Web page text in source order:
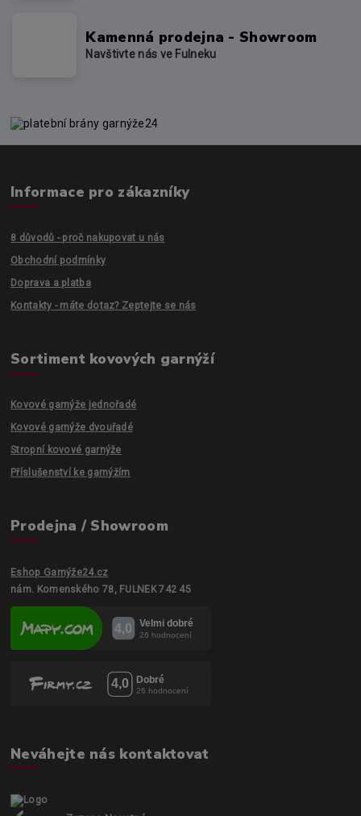
Kamenná prodejna - Showroom
Navštivte nás ve Fulneku
Informace pro zákazníky
8 důvodů - proč nakupovat u nás
Obchodní podmínky
Doprava a platba
Kontakty - máte dotaz? Zeptejte se nás
Sortiment kovových garnýží
Kovové garnýže jednořadé
Kovové garnýže dvouřadé
Stropní kovové garnýže
Příslušenství ke garnýžím
Prodejna / Showroom
Eshop Garnýže24.cz
nám. Komenského 78, FULNEK 742 45
Neváhejte nás kontaktovat